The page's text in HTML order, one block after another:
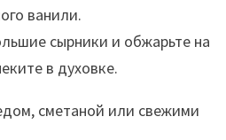
ванили.
сырники и обжарьте на
в духовке.
сметаной или свежими